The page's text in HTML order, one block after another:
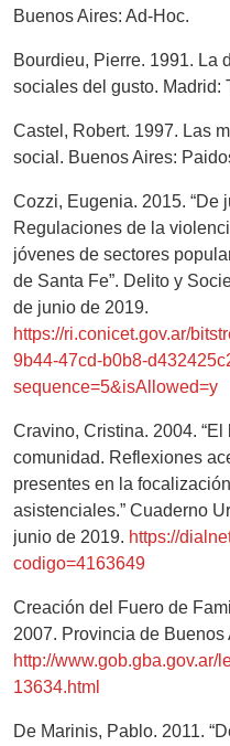
Buenos Aires: Ad-Hoc.
Bourdieu, Pierre. 1991. La
sociales del gusto. Madrid:
Castel, Robert. 1997. Las
social. Buenos Aires:
Cozzi, Eugenia. 2015. “De
Regulaciones de la
jóvenes de sectores
de Santa Fe”. Delito y
de junio de 2019.
https://ri.conicet.gov.ar/
9b44-47cd-b0b8-
sequence=5&isAllowed=y
Cravino, Cristina. 2004.
comunidad. Reflexiones
presentes en la
asistenciales.” Cuaderno
junio de 2019. https://
codigo=4163649
Creación del Fuero de
2007. Provincia de Buenos
http://
13634.html
De Marinis, Pablo. 2011.